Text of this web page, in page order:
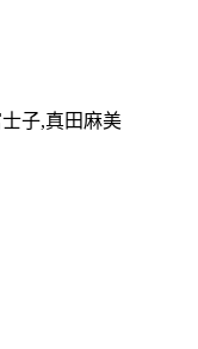
子,真田麻美